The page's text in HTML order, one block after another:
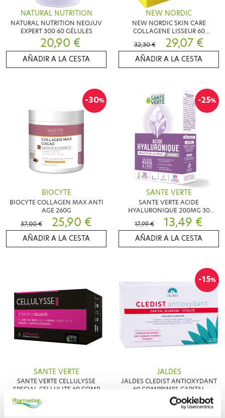
NATURAL NUTRITION
NATURAL NUTRITION NEOJUV
EXPERT 300 60 GÉLULES
20,90 €
AÑADIR A LA CESTA
NEW NORDIC
NEW NORDIC SKIN CARE
COLLAGENE LISSEUR 60
COMPRIMES
32,30 € 29,07 €
AÑADIR A LA CESTA
-30%
BIOCYTE
BIOCYTE COLLAGEN MAX ANTI
AGE 260G
37,00 €
25,90 €
AÑADIR A LA CESTA
-25%
SANTE VERTE
SANTE VERTE ACIDE
HYALURONIQUE 200MG 30
COMPRIMES
17,99 € 13,49 €
AÑADIR A LA CESTA
SANTE VERTE
SANTE VERTE CELLULYSSE
SPECIAL CELLULITE 60 COMP
14,99 €
-15%
JALDES
JALDES CLEDIST ANTIOXYDANT
60 COMPRIMES CAPITAL
JEUNESSE
14,36 €